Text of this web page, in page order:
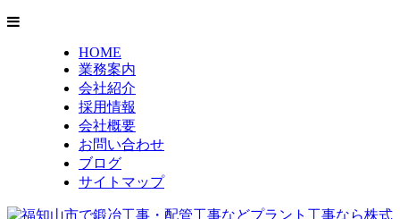
HOME
業務案内
会社紹介
採用情報
会社概要
お問い合わせ
ブログ
サイトマップ